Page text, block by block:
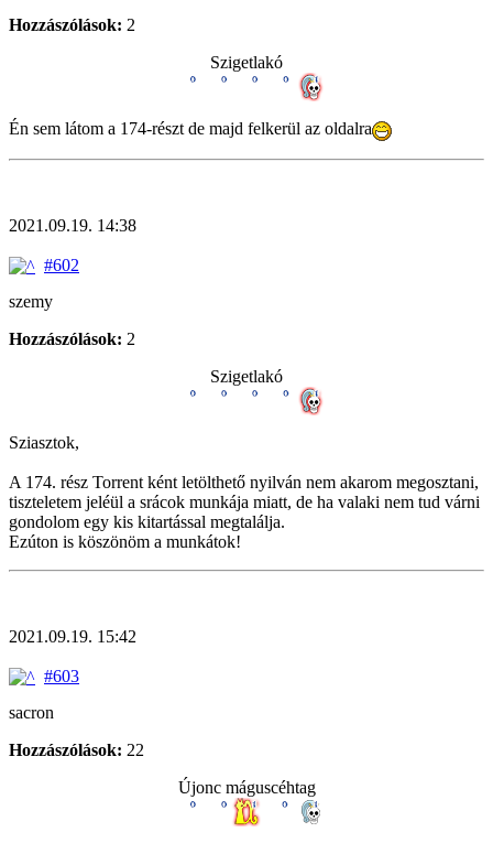
Hozzászólások: 2
Szigetlakó
Én sem látom a 174-részt de majd felkerül az oldalra
2021.09.19. 14:38
#602
szemy
Hozzászólások: 2
Szigetlakó
Sziasztok,
A 174. rész Torrent ként letölthető nyilván nem akarom megosztani,
tiszteletem jeléül a srácok munkája miatt, de ha valaki nem tud várni
gondolom egy kis kitartással megtalálja.
Ezúton is köszönöm a munkátok!
2021.09.19. 15:42
#603
sacron
Hozzászólások: 22
Újonc máguscéhtag